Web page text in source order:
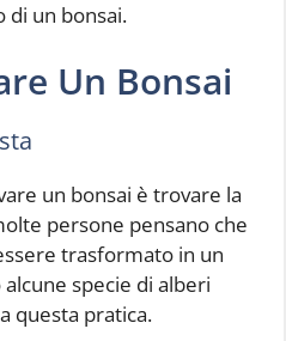
di un bonsai.
Un Bonsai
un bonsai è trovare la
persone pensano che
trasformato in un
specie di alberi
questa pratica.